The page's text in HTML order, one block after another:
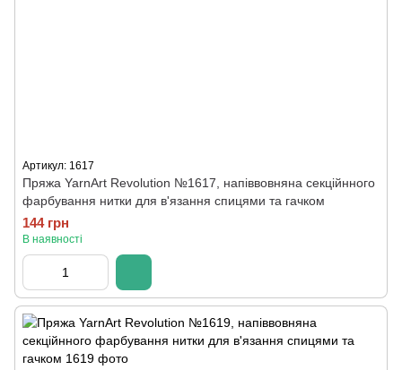
Артикул: 1617
Пряжа YarnArt Revolution №1617, напіввовняна секційнного
фарбування нитки для в'язання спицями та гачком
144 грн
В наявності